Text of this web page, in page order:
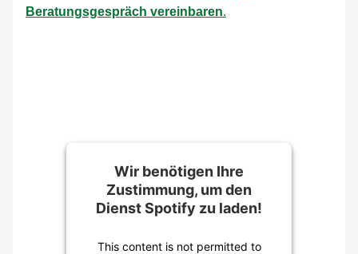
Beratungsgespräch vereinbaren.
Wir benötigen Ihre
Zustimmung, um den
Dienst Spotify zu laden!
This content is not permitted to